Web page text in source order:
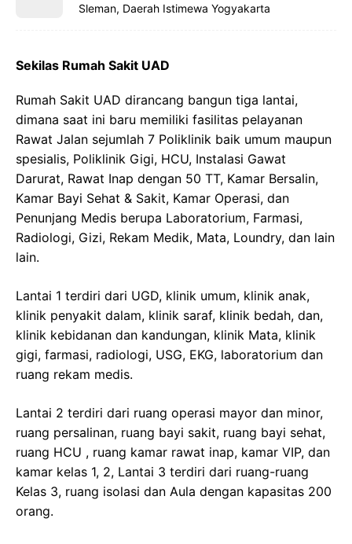
Sleman, Daerah Istimewa Yogyakarta
Sekilas Rumah Sakit UAD
Rumah Sakit UAD dirancang bangun tiga lantai,
dimana saat ini baru memiliki fasilitas pelayanan
Rawat Jalan sejumlah 7 Poliklinik baik umum maupun
spesialis, Poliklinik Gigi, HCU, Instalasi Gawat
Darurat, Rawat Inap dengan 50 TT, Kamar Bersalin,
Kamar Bayi Sehat & Sakit, Kamar Operasi, dan
Penunjang Medis berupa Laboratorium, Farmasi,
Radiologi, Gizi, Rekam Medik, Mata, Loundry, dan lain
lain.
Lantai 1 terdiri dari UGD, klinik umum, klinik anak,
klinik penyakit dalam, klinik saraf, klinik bedah, dan,
klinik kebidanan dan kandungan, klinik Mata, klinik
gigi, farmasi, radiologi, USG, EKG, laboratorium dan
ruang rekam medis.
Lantai 2 terdiri dari ruang operasi mayor dan minor,
ruang persalinan, ruang bayi sakit, ruang bayi sehat,
ruang HCU , ruang kamar rawat inap, kamar VIP, dan
kamar kelas 1, 2, Lantai 3 terdiri dari ruang-ruang
Kelas 3, ruang isolasi dan Aula dengan kapasitas 200
orang.